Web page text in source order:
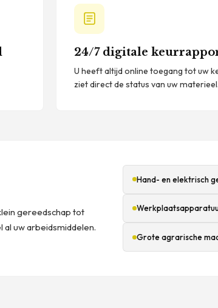
24/7 digitale
U heeft altijd online toegang tot uw
ziet direct de status van uw materieel.
gereedschap tot
uw arbeidsmiddelen.
Hand- en elektrisch
Grote agrarische